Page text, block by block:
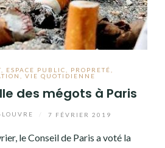
ESPACE PUBLIC PROPRETÉ
,VIE QUOTIDIENNE
des mégots à Paris
7 FÉVRIER 2019
le Conseil de Paris a voté la